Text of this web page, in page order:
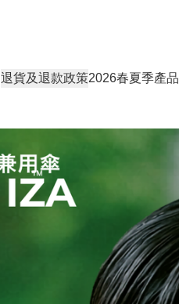
退貨及退款政策2026春夏季產品